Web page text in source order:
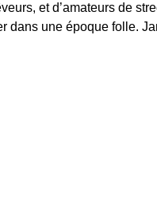
et d’amateurs de
dans une époque folle.